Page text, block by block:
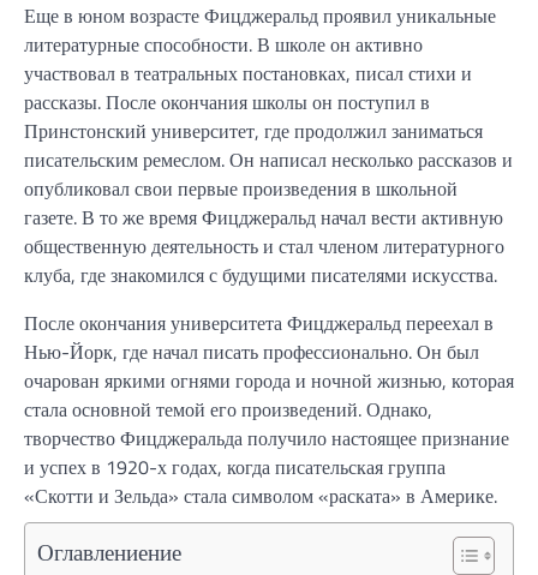
Еще в юном возрасте Фицджеральд проявил уникальные
литературные способности. В школе он активно
участвовал в театральных постановках, писал стихи и
рассказы. После окончания школы он поступил в
Принстонский университет, где продолжил заниматься
писательским ремеслом. Он написал несколько рассказов и
опубликовал свои первые произведения в школьной
газете. В то же время Фицджеральд начал вести активную
общественную деятельность и стал членом литературного
клуба, где знакомился с будущими писателями искусства.
После окончания университета Фицджеральд переехал в
Нью-Йорк, где начал писать профессионально. Он был
очарован яркими огнями города и ночной жизнью, которая
стала основной темой его произведений. Однако,
творчество Фицджеральда получило настоящее признание
и успех в 1920-х годах, когда писательская группа
«Скотти и Зельда» стала символом «раската» в Америке.
Оглавлениение